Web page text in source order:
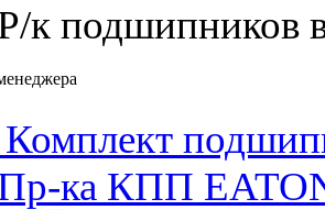
к подшипников
ка КПП